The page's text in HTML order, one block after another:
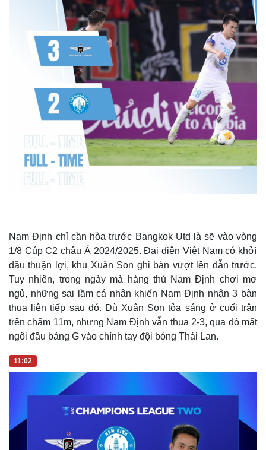
Nam Định chỉ cần hòa trước Bangkok Utd là sẽ vào vòng
1/8 Cúp C2 châu Á 2024/2025. Đại diện Việt Nam có khởi
đầu thuận lợi, khu Xuân Son ghi bàn vượt lên dẫn trước.
Tuy nhiên, trong ngày mà hàng thủ Nam Định chơi mơ
ngủ, những sai lầm cá nhân khiến Nam Định nhận 3 bàn
thua liên tiếp sau đó. Dù Xuân Son tỏa sáng ở cuối trận
trên chấm 11m, nhưng Nam Định vẫn thua 2-3, qua đó mất
ngôi đầu bảng G vào chính tay đội bóng Thái Lan.
11:02